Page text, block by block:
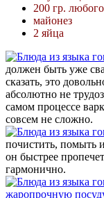
200 гр.
майонез
2 яйца
должен быть уже
сказать, это
абсолютно не
самом процессе
совсем не сложно.
почистить, помыть
он быстрее
гармонично.
жаропрочную